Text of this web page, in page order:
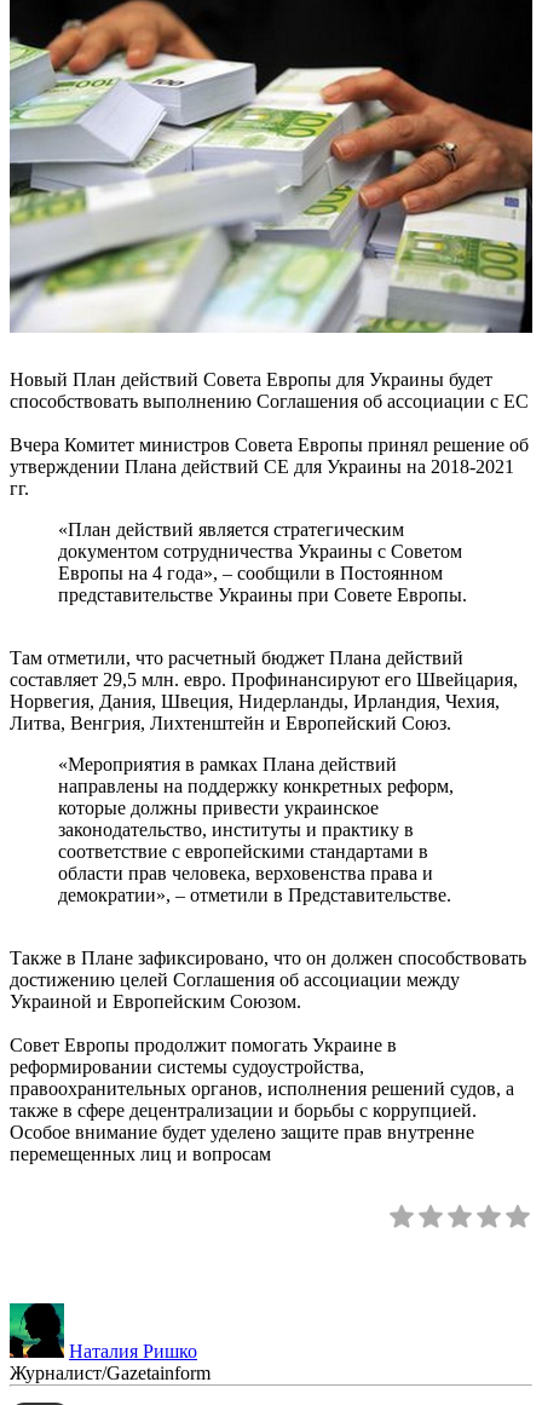
Новый План действий Совета Европы для Украины будет
способствовать выполнению Соглашения об ассоциации с ЕС
Вчера Комитет министров Совета Европы принял решение об
утверждении Плана действий СЕ для Украины на 2018-2021
гг.
«План действий является стратегическим
документом сотрудничества Украины с Советом
Европы на 4 года», – сообщили в Постоянном
представительстве Украины при Совете Европы.
Там отметили, что расчетный бюджет Плана действий
составляет 29,5 млн. евро. Профинансируют его Швейцария,
Норвегия, Дания, Швеция, Нидерланды, Ирландия, Чехия,
Литва, Венгрия, Лихтенштейн и Европейский Союз.
«Мероприятия в рамках Плана действий
направлены на поддержку конкретных реформ,
которые должны привести украинское
законодательство, институты и практику в
соответствие с европейскими стандартами в
области прав человека, верховенства права и
демократии», – отметили в Представительстве.
Также в Плане зафиксировано, что он должен способствовать
достижению целей Соглашения об ассоциации между
Украиной и Европейским Союзом.
Совет Европы продолжит помогать Украине в
реформировании системы судоустройства,
правоохранительных органов, исполнения решений судов, а
также в сфере децентрализации и борьбы с коррупцией.
Особое внимание будет уделено защите прав внутренне
перемещенных лиц и вопросам
Наталия Ришко
Журналист/Gazetainform